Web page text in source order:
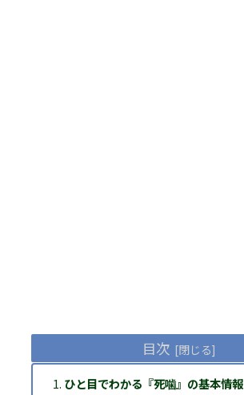
目次
ひと目でわかる『死噛』の基本情報